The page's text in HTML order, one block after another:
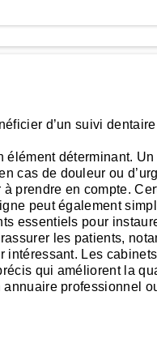
d’un suivi
déterminant.
cas de douleur ou
prendre en compte.
peut également
essentiels pour
les patients,
intéressant. Les
qui améliorent la
professionnel